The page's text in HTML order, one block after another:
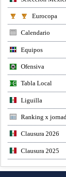
Eurocopa
Calendario
Equipos
Ofensiva
Tabla Local
Liguilla
Ranking x
Clausura 2026
Clausura 2025